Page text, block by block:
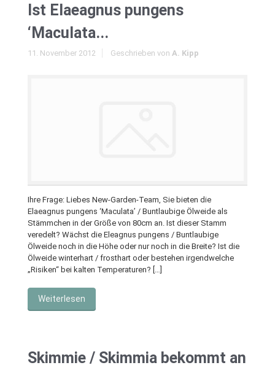
Ist Elaeagnus pungens
‘Maculata...
11. November 2012 Geschrieben von A. Kipp
Ihre Frage: Liebes New-Garden-Team, Sie bieten die
Elaeagnus pungens ‘Maculata’ / Buntlaubige Ölweide als
Stämmchen in der Größe von 80cm an. Ist dieser Stamm
veredelt? Wächst die Eleagnus pungens / Buntlaubige
Ölweide noch in die Höhe oder nur noch in die Breite? Ist die
Ölweide winterhart / frosthart oder bestehen irgendwelche
„Risiken“ bei kalten Temperaturen? […]
Weiterlesen
Skimmie / Skimmia bekommt an